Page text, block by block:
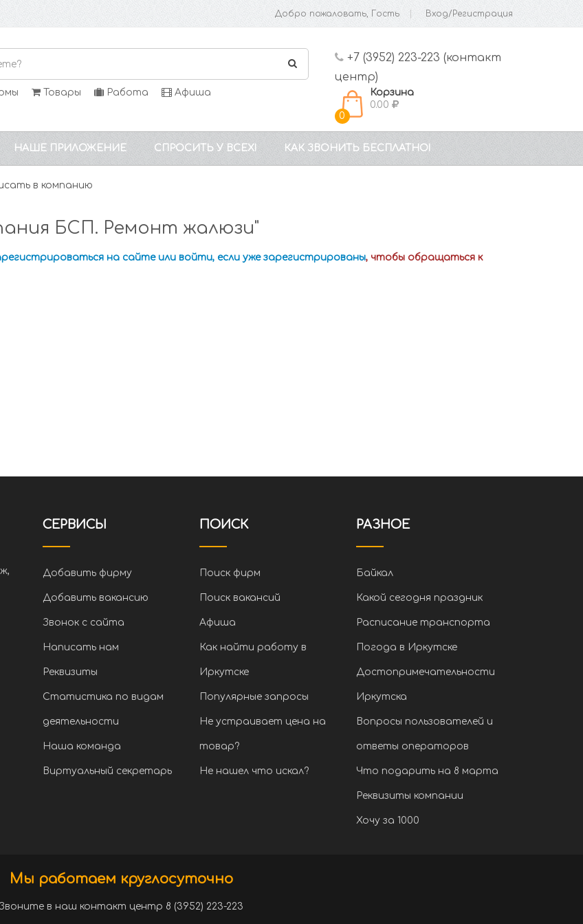
Добро пожаловать, Гость Вход/Регистрация
Товары Работа Афиша
+7 (3952) 223-223 (контакт
центр)
0
Корзина
0.00
НАШЕ ПРИЛОЖЕНИЕ СПРОСИТЬ У ВСЕХ! КАК ЗВОНИТЬ БЕСПЛАТНО!
в компанию
БСП. Ремонт жалюзи"
на сайте или войти, если уже зарегистрированы, чтобы обращаться к
СЕРВИСЫ
Добавить фирму
Добавить вакансию
Звонок с сайта
Написать нам
Реквизиты
Статистика по видам
деятельности
Наша команда
Виртуальный секретарь
ПОИСК
Поиск фирм
Поиск вакансий
Афиша
Как найти работу в
Иркутске
Популярные запросы
Не устраивает цена на
товар?
Не нашел что искал?
РАЗНОЕ
Байкал
Какой сегодня праздник
Расписание транспорта
Погода в Иркутске
Достопримечательности
Иркутска
Вопросы пользователей и
ответы операторов
Что подарить на 8 марта
Реквизиты компании
Хочу за 1000
Мы работаем круглосуточно
в наш контакт центр 8 (3952) 223-223